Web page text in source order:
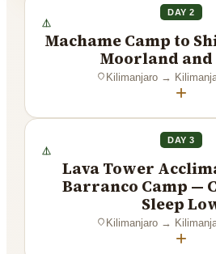
DAY 2
Machame Camp to
Moorland and
Kilimanjaro →
+
DAY 3
Lava Tower
Barranco Camp —
Sleep
Kilimanjaro →
+